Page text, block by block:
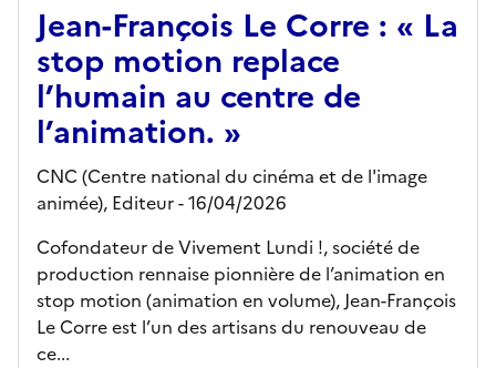
Jean-François Le Corre : « La
stop motion replace
l’humain au centre de
l’animation. »
CNC (Centre national du cinéma et de l'image
animée), Editeur- 16/04/2026
Cofondateur de Vivement Lundi !, société de
production rennaise pionnière de l’animation en
stop motion (animation en volume), Jean-François
Le Corre est l’un des artisans du renouveau de
ce...